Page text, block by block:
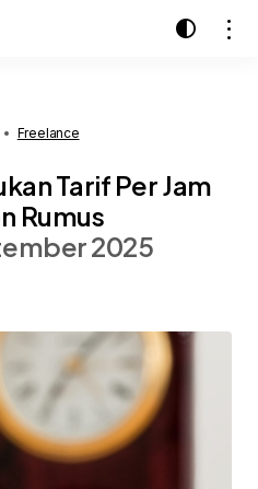
Freelance
Tarif Per Jam
Rumus
2025